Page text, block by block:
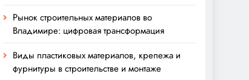
Рынок строительных материалов во
Владимире: цифровая трансформация
Виды пластиковых материалов, крепежа и
фурнитуры в строительстве и монтаже